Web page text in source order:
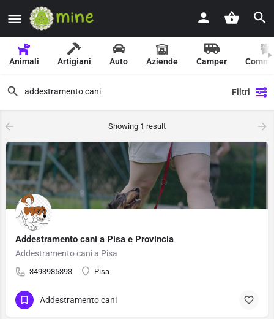
Animali Artigiani Auto Aziende Camper
Filtri
Showing 1 result
Addestramento cani a Pisa e Provincia
Addestramento cani a Pisa
3493985393 Pisa
Addestramento cani